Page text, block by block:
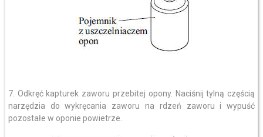
7. Odkręć kapturek zaworu przebitej opony. Naciśnij tylną częścią
narzędzia do wykręcania zaworu na rdzeń zaworu i wypuść
pozostałe w oponie powietrze.